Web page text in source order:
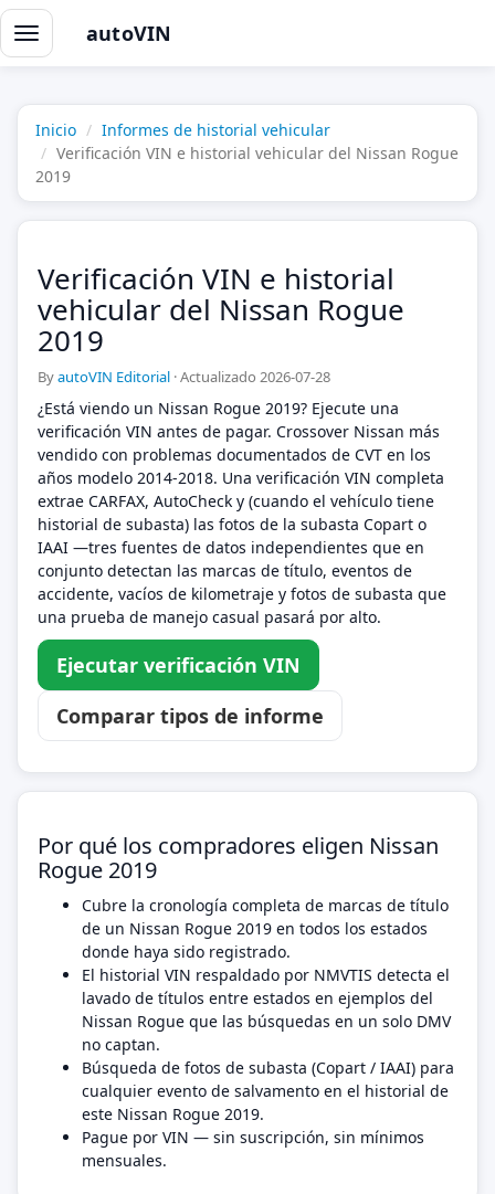
Alternar
navegación
autoVIN
Inicio
Informes de historial vehicular
Verificación VIN e historial vehicular del Nissan Rogue
2019
Verificación VIN e historial
vehicular del Nissan Rogue
2019
ByautoVIN Editorial ·Actualizado 2026-07-28
¿Está viendo un Nissan Rogue 2019? Ejecute una
verificación VIN antes de pagar. Crossover Nissan más
vendido con problemas documentados de CVT en los
años modelo 2014-2018. Una verificación VIN completa
extrae CARFAX, AutoCheck y (cuando el vehículo tiene
historial de subasta) las fotos de la subasta Copart o
IAAI —tres fuentes de datos independientes que en
conjunto detectan las marcas de título, eventos de
accidente, vacíos de kilometraje y fotos de subasta que
una prueba de manejo casual pasará por alto.
Ejecutar verificación VIN
Comparar tipos de informe
Por qué los compradores eligen Nissan
Rogue 2019
Cubre la cronología completa de marcas de título
de un Nissan Rogue 2019 en todos los estados
donde haya sido registrado.
El historial VIN respaldado por NMVTIS detecta el
lavado de títulos entre estados en ejemplos del
Nissan Rogue que las búsquedas en un solo DMV
no captan.
Búsqueda de fotos de subasta (Copart / IAAI) para
cualquier evento de salvamento en el historial de
este Nissan Rogue 2019.
Pague por VIN — sin suscripción, sin mínimos
mensuales.